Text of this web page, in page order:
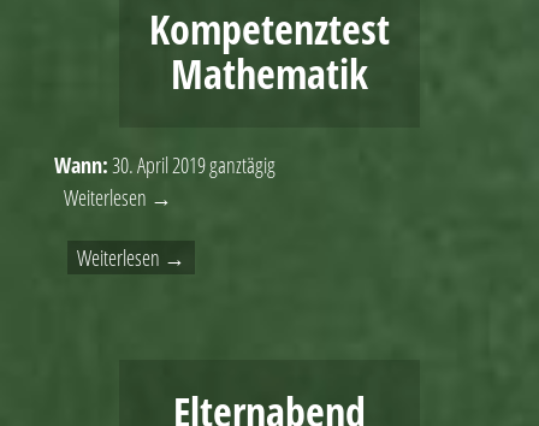
Kompetenztest
Mathematik
Wann: 30. April 2019ganztägig
Weiterlesen →
Weiterlesen →
Elternabend